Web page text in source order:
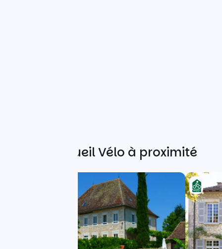
Autres Accueil Vélo à proximité